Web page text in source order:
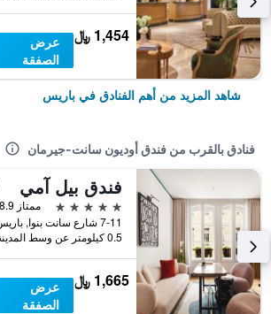
1,454 ﷼
عرض
الصفقة
شاهد المزيد من أهم الفنادق في باريس
فنادق بالقرب من فندق أوديون سانت-جيرمان
فندق بيل آمي
5 نجوم
ممتاز 8.9
0.5 كيلومتر عن وسط المدينة
1,665 ﷼
عرض
الصفقة